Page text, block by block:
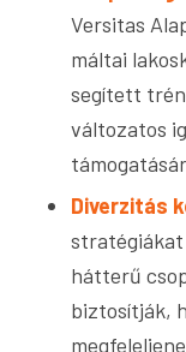
Versitas
máltai
segített
változatos
Diverzitás
hátterű
biztosítják,